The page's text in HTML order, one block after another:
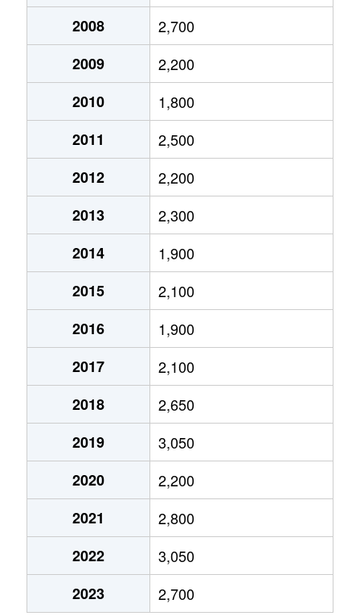
西ノ京小堀池町
1,200万円
西ノ京小堀町
2,100万円
西ノ京下合町
3,400万円
西ノ京下合町
4,700万円
西ノ京下合町
3,200万円
西ノ京職司町
1,300万円
西ノ京伯楽町
2,100万円
西ノ京原町
2,400万円
西ノ京南円町
1,700万円
西ノ京南円町
2,500万円
西ノ京南上合町
1,300万円
西ノ京南上合町
1,300万円
西ノ京南上合町
1,700万円
西ノ京南原町
1,600万円
西ノ京南原町
1,700万円
西ノ京両町
1,300万円
2008
2,700
2009
2,200
2010
1,800
2011
2,500
2012
2,200
2013
2,300
2014
1,900
2015
2,100
2016
1,900
2017
2,100
2018
2,650
2019
3,050
2020
2,200
2021
2,800
2022
3,050
2023
2,700